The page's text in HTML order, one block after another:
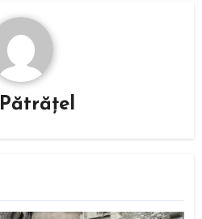
Pătrăţel